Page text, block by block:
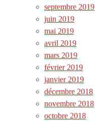
septembre 2019
juin 2019
mai 2019
avril 2019
mars 2019
février 2019
janvier 2019
décembre 2018
novembre 2018
octobre 2018